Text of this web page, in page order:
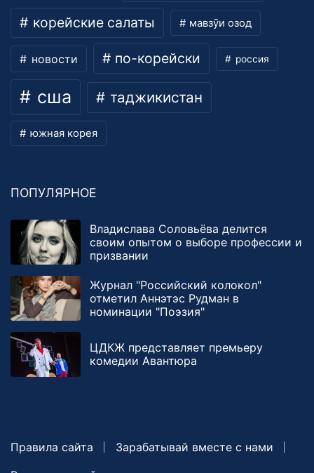
корейские салаты мавзӯи озод
новости по-корейски россия
сша таджикистан
южная корея
ПОПУЛЯРНОЕ
Владислава Соловьёва делится
своим опытом о выборе профессии и
призвании
Журнал "Российский колокол"
отметил Аннэтэс Рудман в
номинации "Поэзия"
ЦДКЖ представляет премьеру
комедии Авантюра
Правила сайта
Зарабатывай вместе с нами